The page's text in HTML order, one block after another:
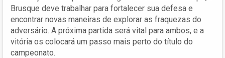
Brusque deve trabalhar para fortalecer sua defesa e
encontrar novas maneiras de explorar as fraquezas do
adversário. A próxima partida será vital para ambos, e a
vitória os colocará um passo mais perto do título do
campeonato.